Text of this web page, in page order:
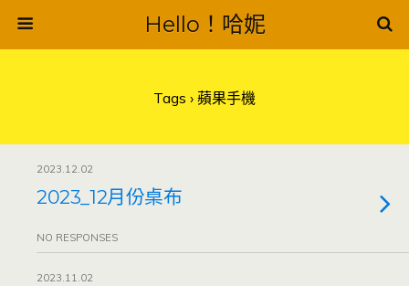
Hello！哈妮
Tags › 蘋果手機
2023.12.02
2023_12月份桌布
NO RESPONSES
2023.11.02